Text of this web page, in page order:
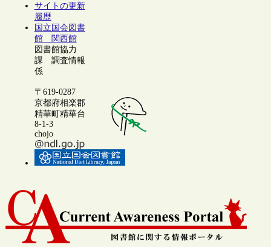
サイトの更新
履歴
国立国会図書
館 関西館
図書館協力
課 調査情報
係
〒619-0287
京都府相楽郡
精華町精華台
8-1-3
chojo